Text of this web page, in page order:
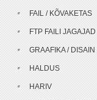
FAIL / KÕVAKETAS
FTP FAILI JAGAJAD
GRAAFIKA / DISAIN
HALDUS
HARIV